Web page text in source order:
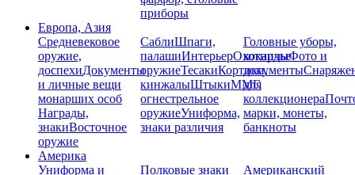
приборы
Европа, Азия
Средневековое
оружие,
доспехиДокументы
и личные вещи
монарших особ
Награды,
знакиВосточное
оружие
СаблиШпаги,
палашиИнтерьерОхотничье
оружиеТесакиКортики,
кинжалыШтыкиММГ,
огнестрельное
оружиеУниформа,
знаки различия
Головные уборы,
кокардыФото и
документы
для
коллекционера
марки, монеты,
банкноты
Америка
Униформа и
Полковые знаки
Американский